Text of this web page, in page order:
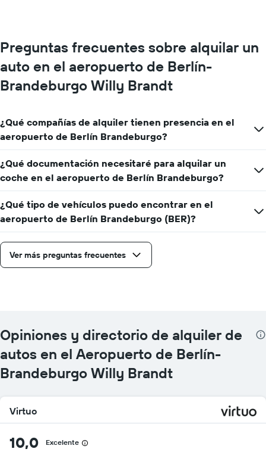
Preguntas frecuentes sobre alquilar un
auto en el aeropuerto de Berlín-
Brandeburgo Willy Brandt
¿Qué compañías de alquiler tienen presencia en el
aeropuerto de Berlín Brandeburgo?
¿Qué documentación necesitaré para alquilar un
coche en el aeropuerto de Berlín Brandeburgo?
¿Qué tipo de vehículos puedo encontrar en el
aeropuerto de Berlín Brandeburgo (BER)?
Ver más preguntas frecuentes
Opiniones y directorio de alquiler de
autos en el Aeropuerto de Berlín-
Brandeburgo Willy Brandt
Virtuo
10,0 Excelente